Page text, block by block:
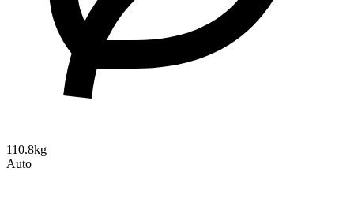
110.8kg
Auto